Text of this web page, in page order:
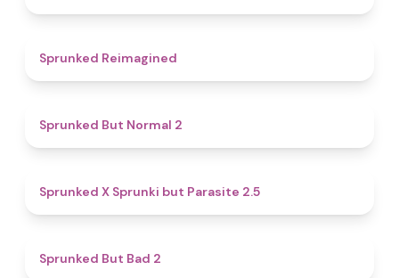
Sprunked Reimagined
Sprunked But Normal 2
Sprunked X Sprunki but Parasite 2.5
Sprunked But Bad 2